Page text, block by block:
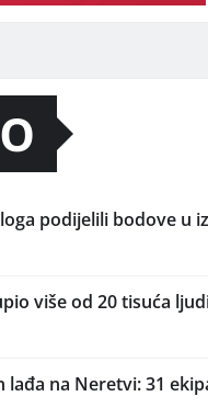
podijelili bodove u
više od 20 tisuća
lađa na Neretvi: 31